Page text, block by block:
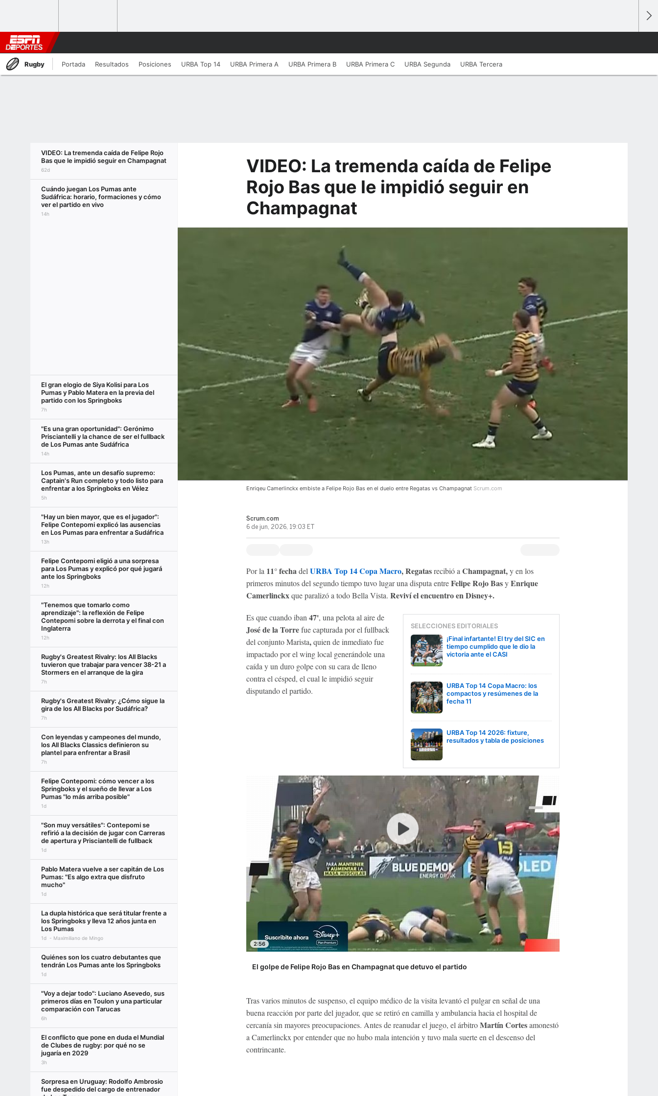
Rugby Portada Resultados Posiciones URBA Top 14 URBA Primera A URBA Primera B URBA Primera C URBA Segunda URBA Tercera
VIDEO: La tremenda caída de Felipe Rojo
Bas que le impidió seguir en Champagnat
62d
Cuándo juegan Los Pumas ante
Sudáfrica: horario, formaciones y cómo
ver el partido en vivo
14h
El gran elogio de Siya Kolisi para Los
Pumas y Pablo Matera en la previa del
partido con los Springboks
7h
"Es una gran oportunidad": Gerónimo
Prisciantelli y la chance de ser el fullback
de Los Pumas ante Sudáfrica
14h
Los Pumas, ante un desafío supremo:
Captain's Run completo y todo listo para
enfrentar a los Springboks en Vélez
5h
"Hay un bien mayor, que es el jugador":
Felipe Contepomi explicó las ausencias
en Los Pumas para enfrentar a Sudáfrica
13h
Felipe Contepomi eligió a una sorpresa
para Los Pumas y explicó por qué jugará
ante los Springboks
12h
"Tenemos que tomarlo como
aprendizaje": la reflexión de Felipe
Contepomi sobre la derrota y el final con
Inglaterra
12h
Rugby's Greatest Rivalry: los All Blacks
tuvieron que trabajar para vencer 38-21 a
Stormers en el arranque de la gira
7h
Rugby's Greatest Rivalry: ¿Cómo sigue la
gira de los All Blacks por Sudáfrica?
7h
Con leyendas y campeones del mundo,
los All Blacks Classics definieron su
plantel para enfrentar a Brasil
7h
Felipe Contepomi: cómo vencer a los
Springboks y el sueño de llevar a Los
Pumas "lo más arriba posible"
1d
"Son muy versátiles": Contepomi se
refirió a la decisión de jugar con Carreras
de apertura y Prisciantelli de fullback
1d
Pablo Matera vuelve a ser capitán de Los
Pumas: "Es algo extra que disfruto
mucho"
1d
La dupla histórica que será titular frente a
los Springboks y lleva 12 años junta en
Los Pumas
1d Maximiliano de Mingo
Quiénes son los cuatro debutantes que
tendrán Los Pumas ante los Springboks
1d
"Voy a dejar todo": Luciano Asevedo, sus
primeros días en Toulon y una particular
comparación con Tarucas
6h
El conflicto que pone en duda el Mundial
de Clubes de rugby: por qué no se
jugaría en 2029
3h
Sorpresa en Uruguay: Rodolfo Ambrosio
fue despedido del cargo de entrenador
VIDEO: La tremenda caída de Felipe
Rojo Bas que le impidió seguir en
Champagnat
Enriqeu Camerlinckx embiste a Felipe Rojo Bas en el duelo entre Regatas vs Champagnat Scrum.com
Scrum.com
6 de jun, 2026, 19:03 ET
Por la11° fechadel URBA Top 14 Copa Macro,Regatasrecibió a Champagnat,y en los
primeros minutos del segundo tiempo tuvo lugar una disputa entreFelipe Rojo BasyEnrique
Camerlinckxque paralizó a todo Bella Vista. Reviví el encuentro en Disney+.
SELECCIONES EDITORIALES
¡Final infartante! El try del SIC en
tiempo cumplido que le dio la
victoria ante el CASI
URBA Top 14 Copa Macro: los
compactos y resúmenes de la
fecha 11
URBA Top 14 2026: fixture,
resultados y tabla de posiciones
Es que cuando iban 47', una pelota al aire de
José de la Torrefue capturada por el fullback
del conjunto Marista,quien de inmediato fue
impactado por el wing local generándole una
caída y un duro golpe con su cara de lleno
contra el césped, el cual le impidió seguir
disputando el partido.
2:56
El golpe de Felipe Rojo Bas en Champagnat que detuvo el partido
Tras varios minutos de suspenso, el equipo médico de la visita levantó el pulgar en señal de una
buena reacción por parte del jugador, que se retiró en camilla y ambulancia hacia el hospital de
cercanía sin mayores preocupaciones. Antes de reanudar el juego, el árbitroMartín Cortesamonestó
a Camerlinckx por entender que no hubo mala intención y tuvo mala suerte en el descenso del
contrincante.